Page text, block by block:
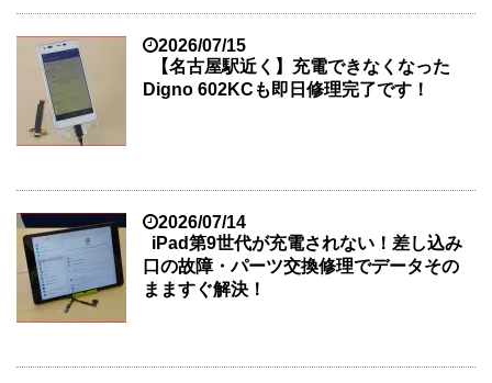
2026/07/15
【名古屋駅近く】充電できなくなった
Digno 602KCも即日修理完了です！
2026/07/14
iPad第9世代が充電されない！差し込み
口の故障・パーツ交換修理でデータその
まますぐ解決！